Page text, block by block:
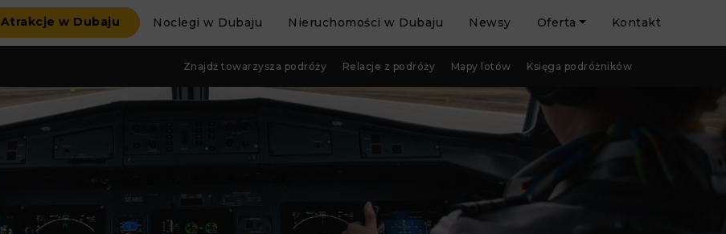
Atrakcje w Dubaju Noclegi w Dubaju Nieruchomości w Dubaju Newsy Oferta Kontakt
Znajdź towarzysza podróży Relacje z podróży Mapy lotów Księga podróżników